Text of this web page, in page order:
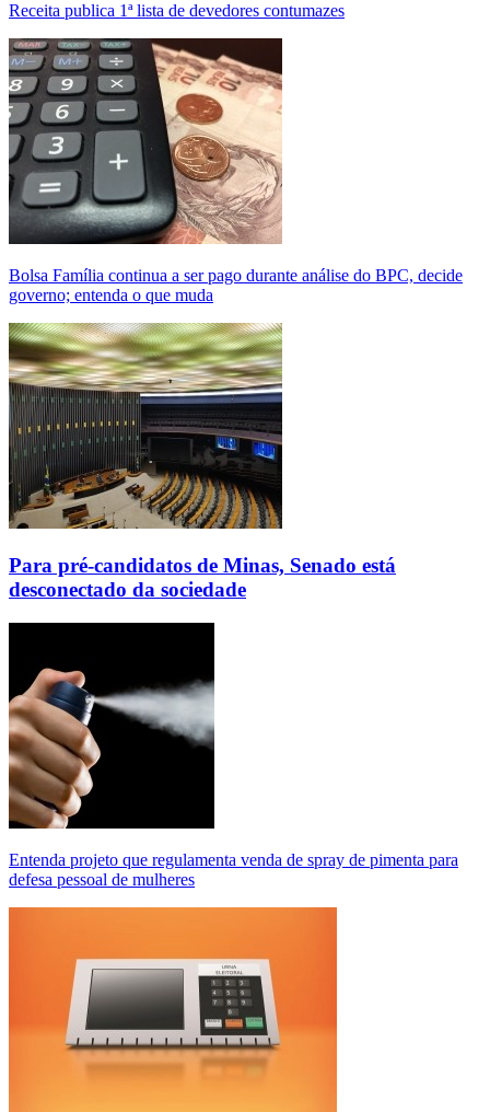
Receita publica 1ª lista de devedores contumazes
Bolsa Família continua a ser pago durante análise do BPC, decide
governo; entenda o que muda
Para pré-candidatos de Minas, Senado está
desconectado da sociedade
Entenda projeto que regulamenta venda de spray de pimenta para
defesa pessoal de mulheres